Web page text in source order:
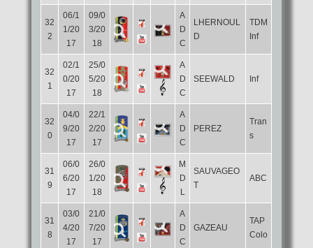
32
2
06/1
1/20
17
09/0
3/20
18
A
D
C
LHERNOUL
D
TDM
Inf
32
1
02/1
0/20
17
25/0
5/20
18
A
D
C
SEEWALD Inf
32
0
04/0
9/20
17
22/1
2/20
17
A
D
C
PEREZ
Tran
s
31
9
06/0
6/20
17
26/0
1/20
18
M
D
L
SAUVAGEO
T
ABC
31
8
03/0
4/20
17
21/0
7/20
17
A
D
C
GAZEAU
TAP
Colo